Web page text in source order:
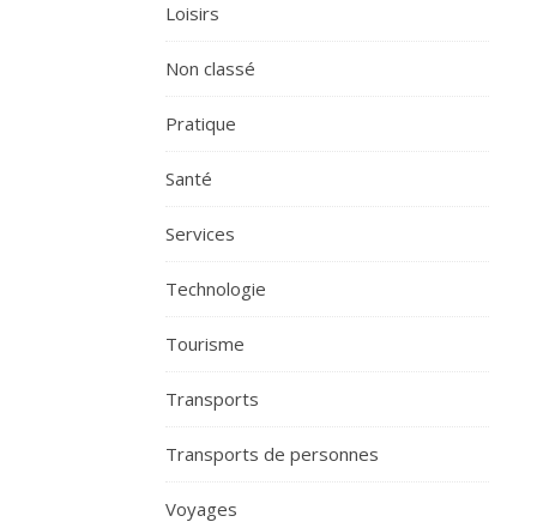
Loisirs
Non classé
Pratique
Santé
Services
Technologie
Tourisme
Transports
Transports de personnes
Voyages